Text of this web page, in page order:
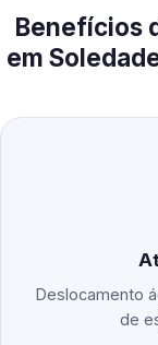
Benefícios
em
Deslocamento
de